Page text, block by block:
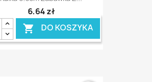
6,64 zł
 DO KOSZYKA